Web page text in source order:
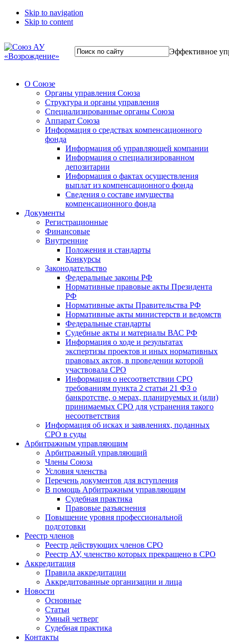
Skip to navigation
Skip to content
Эффективное
О Союзе
Органы управления Союза
Структура и органы управления
Специализированные органы Союза
Аппарат Союза
Информация о средствах компенсационного
фонда
Информация об управляющей компании
Информация о специализированном
депозитарии
Информация о фактах осуществления
выплат из компенсационного фонда
Сведения о составе имущества
компенсационного фонда
Документы
Регистрационные
Финансовые
Внутренние
Положения и стандарты
Конкурсы
Законодательство
Федеральные законы РФ
Нормативные правовые акты Президента
РФ
Нормативные акты Правительства РФ
Нормативные акты министерств и ведомств
Федеральные стандарты
Судебные акты и материалы ВАС РФ
Информация о ходе и результатах
экспертизы проектов и иных нормативных
правовых актов, в проведении которой
участвовала СРО
Информация о несоответствии СРО
требованиям пункта 2 статьи 21 ФЗ о
банкротстве, о мерах, планируемых и (или)
принимаемых СРО для устранения такого
несоответствия
Информация об исках и заявлениях, поданных
СРО в суды
Арбитражным управляющим
Арбитражный управляющий
Члены Союза
Условия членства
Перечень документов для вступления
В помощь Арбитражным управляющим
Судебная практика
Правовые разъяснения
Повышение уровня профессиональной
подготовки
Реестр членов
Реестр действующих членов СРО
Реестр АУ, членство которых прекращено в СРО
Аккредитация
Правила аккредитации
Аккредитованные организации и лица
Новости
Основные
Статьи
Умный четверг
Судебная практика
Контакты